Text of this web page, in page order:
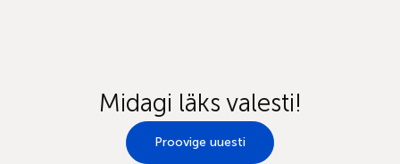
Midagi läks valesti!
Proovige uuesti